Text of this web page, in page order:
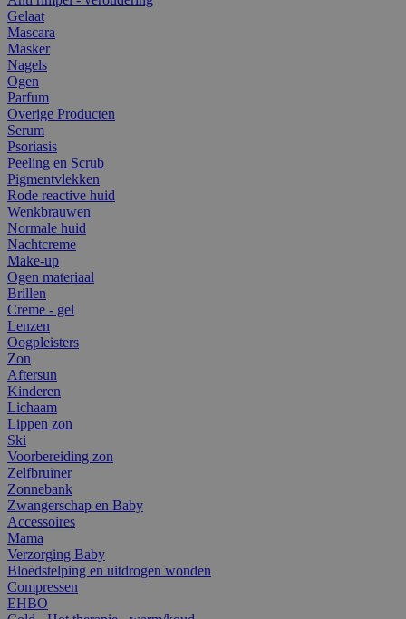
Gelaat
Mascara
Masker
Nagels
Ogen
Parfum
Overige Producten
Serum
Psoriasis
Peeling en Scrub
Pigmentvlekken
Rode reactive huid
Wenkbrauwen
Normale huid
Nachtcreme
Make-up
Ogen materiaal
Brillen
Creme - gel
Lenzen
Oogpleisters
Zon
Aftersun
Kinderen
Lichaam
Lippen zon
Ski
Voorbereiding zon
Zelfbruiner
Zonnebank
Zwangerschap en Baby
Accessoires
Mama
Verzorging Baby
Bloedstelping en uitdrogen wonden
Compressen
EHBO